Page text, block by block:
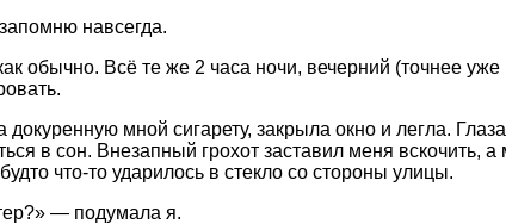
навсегда.
обычно. Всё те же 2 часа ночи, вечерний (точнее
докуренную мной сигарету, закрыла окно и легла.
в сон. Внезапный грохот заставил меня вскочить,
будто что-то ударилось в стекло со стороны улицы.
— подумала я.